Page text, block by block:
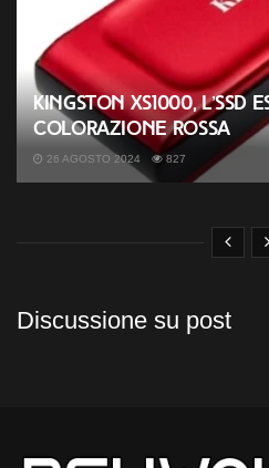
Kingston XS1000,
colorazione rossa
26 AGOSTO 2024 827
Discussione su post